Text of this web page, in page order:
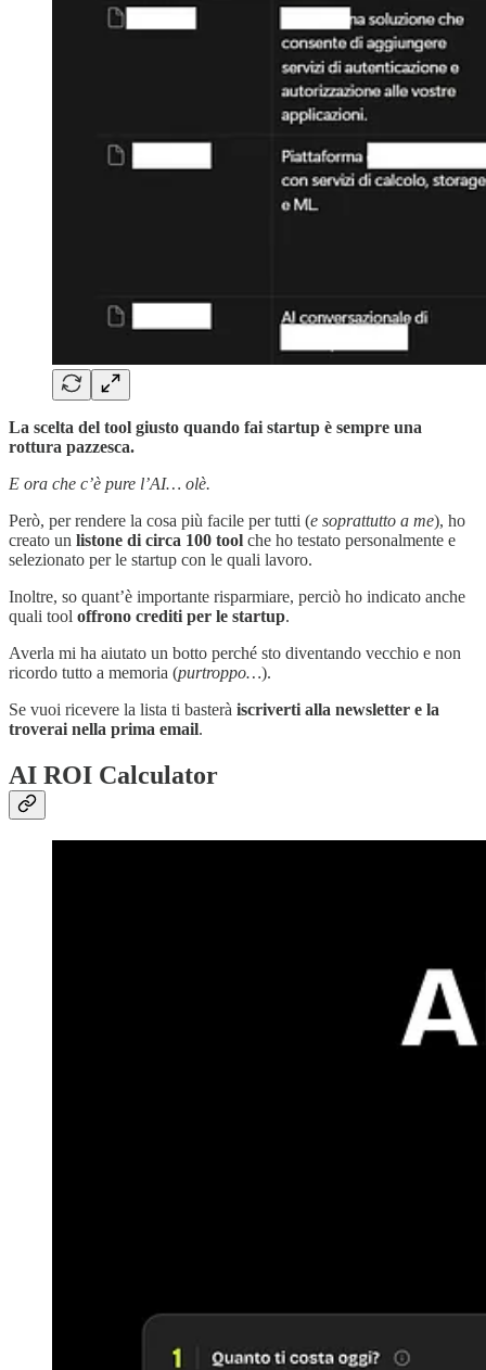
La scelta del tool giusto quando fai startup è sempre una
rottura pazzesca.
E ora che c’è pure l’AI… olè.
Però, per rendere la cosa più facile per tutti (e soprattutto a me), ho
creato un listone di circa 100 tool che ho testato personalmente e
selezionato per le startup con le quali lavoro.
Inoltre, so quant’è importante risparmiare, perciò ho indicato anche
quali tool offrono crediti per le startup.
Averla mi ha aiutato un botto perché sto diventando vecchio e non
ricordo tutto a memoria (purtroppo…).
Se vuoi ricevere la lista ti basterà iscriverti alla newsletter e la
troverai nella prima email.
AI ROI Calculator